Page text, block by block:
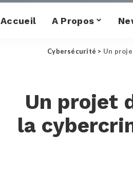
Accueil A Propos
Cybersécurité > Un
Un projet
la